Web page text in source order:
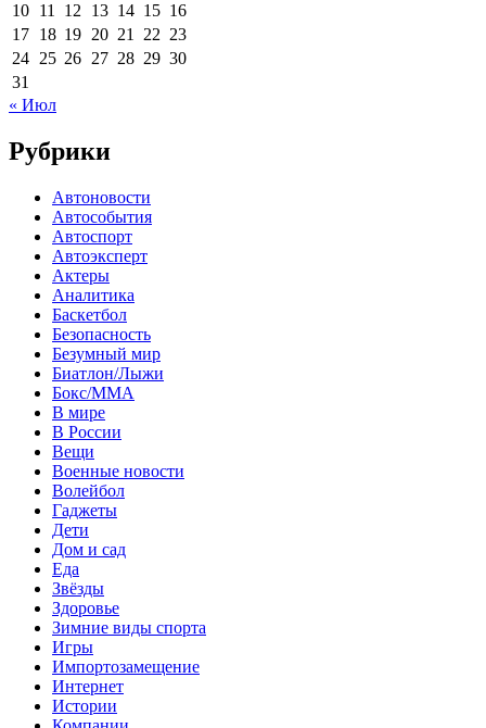
10 11 12 13 14 15 16
17 18 19 20 21 22 23
24 25 26 27 28 29 30
31
« Июл
Рубрики
Автоновости
Автособытия
Автоспорт
Автоэксперт
Актеры
Аналитика
Баскетбол
Безопасность
Безумный мир
Биатлон/Лыжи
Бокс/MMA
В мире
В России
Вещи
Военные новости
Волейбол
Гаджеты
Дети
Дом и сад
Еда
Звёзды
Здоровье
Зимние виды спорта
Игры
Импортозамещение
Интернет
Истории